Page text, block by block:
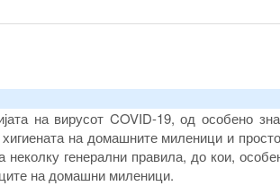
на вирусот COVID-19, од особено
на домашните миленици и
неколку генерални правила, до кои,
на домашни миленици.